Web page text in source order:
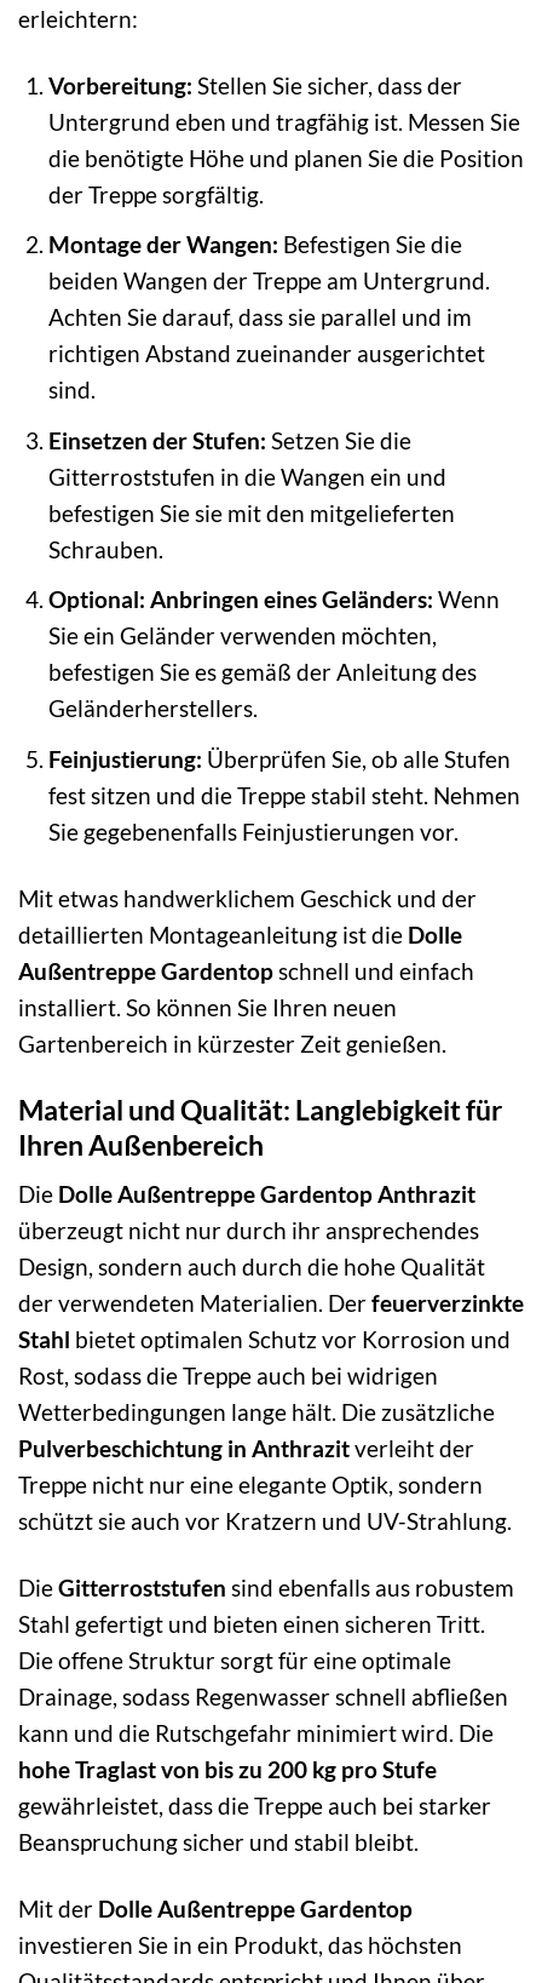
erleichtern:
Vorbereitung: Stellen Sie sicher, dass der
Untergrund eben und tragfähig ist. Messen Sie
die benötigte Höhe und planen Sie die Position
der Treppe sorgfältig.
Montage der Wangen: Befestigen Sie die
beiden Wangen der Treppe am Untergrund.
Achten Sie darauf, dass sie parallel und im
richtigen Abstand zueinander ausgerichtet
sind.
Einsetzen der Stufen: Setzen Sie die
Gitterroststufen in die Wangen ein und
befestigen Sie sie mit den mitgelieferten
Schrauben.
Optional: Anbringen eines Geländers: Wenn
Sie ein Geländer verwenden möchten,
befestigen Sie es gemäß der Anleitung des
Geländerherstellers.
Feinjustierung: Überprüfen Sie, ob alle Stufen
fest sitzen und die Treppe stabil steht. Nehmen
Sie gegebenenfalls Feinjustierungen vor.
Mit etwas handwerklichem Geschick und der
detaillierten Montageanleitung ist die Dolle
Außentreppe Gardentopschnell und einfach
installiert. So können Sie Ihren neuen
Gartenbereich in kürzester Zeit genießen.
Material und Qualität: Langlebigkeit für
Ihren Außenbereich
Die Dolle Außentreppe Gardentop Anthrazit
überzeugt nicht nur durch ihr ansprechendes
Design, sondern auch durch die hohe Qualität
der verwendeten Materialien. Derfeuerverzinkte
Stahl bietet optimalen Schutz vor Korrosion und
Rost, sodass die Treppe auch bei widrigen
Wetterbedingungen lange hält. Die zusätzliche
Pulverbeschichtung in Anthrazitverleiht der
Treppe nicht nur eine elegante Optik, sondern
schützt sie auch vor Kratzern und UV-Strahlung.
DieGitterroststufen sind ebenfalls aus robustem
Stahl gefertigt und bieten einen sicheren Tritt.
Die offene Struktur sorgt für eine optimale
Drainage, sodass Regenwasser schnell abfließen
kann und die Rutschgefahr minimiert wird. Die
hohe Traglast von bis zu 200 kg pro Stufe
gewährleistet, dass die Treppe auch bei starker
Beanspruchung sicher und stabil bleibt.
Mit der Dolle Außentreppe Gardentop
investieren Sie in ein Produkt, das höchsten